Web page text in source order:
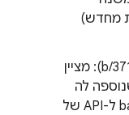
מחדש)
(b/37116481): מציין
לה
ההערה היא חלק מספריית backport ל-API של